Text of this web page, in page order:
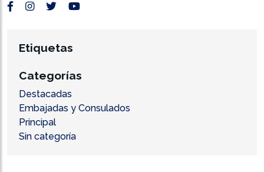
Etiquetas
Categorías
Destacadas
Embajadas y Consulados
Principal
Sin categoría